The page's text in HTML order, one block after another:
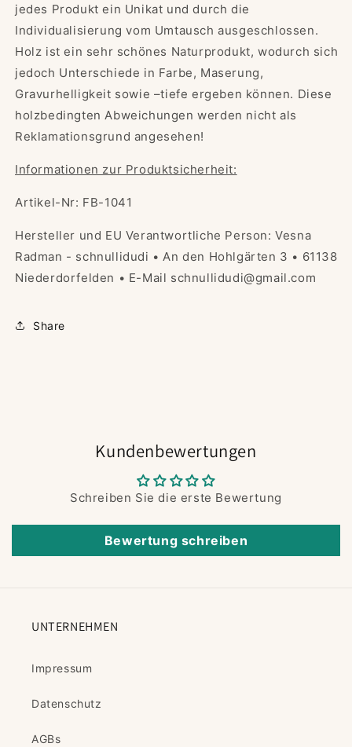
jedes Produkt ein Unikat und durch die
Individualisierung vom Umtausch ausgeschlossen.
Holz ist ein sehr schönes Naturprodukt, wodurch sich
jedoch Unterschiede in Farbe, Maserung,
Gravurhelligkeit sowie –tiefe ergeben können. Diese
holzbedingten Abweichungen werden nicht als
Reklamationsgrund angesehen!
Informationen zur Produktsicherheit:
Artikel-Nr: FB-1041
Hersteller und EU Verantwortliche Person: Vesna
Radman - schnullidudi • An den Hohlgärten 3 • 61138
Niederdorfelden • E-Mail schnullidudi@gmail.com
Share
Kundenbewertungen
Schreiben Sie die erste Bewertung
Bewertung schreiben
UNTERNEHMEN
Impressum
Datenschutz
AGBs